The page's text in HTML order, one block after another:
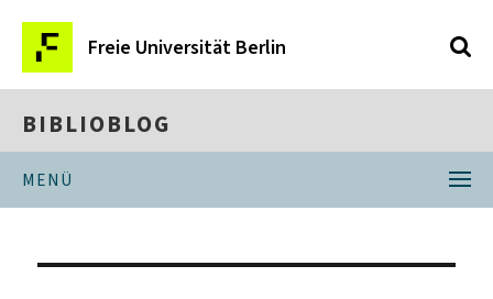
Freie Universität Berlin
BIBLIOBLOG
MENÜ